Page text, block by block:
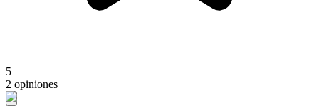
5
2 opiniones